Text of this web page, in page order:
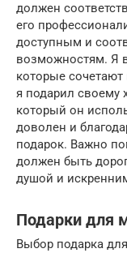
должен
его
доступным и
возможностям. Я
которые
я подарил своему
который он
доволен и
подарок. Важно
должен быть
душой и
Подарки для
Выбор подарка